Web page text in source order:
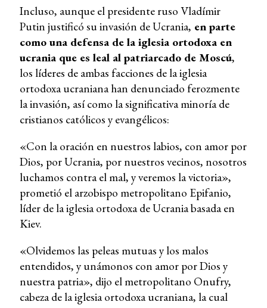
Incluso, aunque el presidente ruso Vladímir
Putin justificó su invasión de Ucrania, en parte
como una defensa de la iglesia ortodoxa en
ucrania que es leal al patriarcado de Moscú,
los líderes de ambas facciones de la iglesia
ortodoxa ucraniana han denunciado ferozmente
la invasión, así como la significativa minoría de
cristianos católicos y evangélicos:
«Con la oración en nuestros labios, con amor por
Dios, por Ucrania, por nuestros vecinos, nosotros
luchamos contra el mal, y veremos la victoria»,
prometió el arzobispo metropolitano Epifanio,
líder de la iglesia ortodoxa de Ucrania basada en
Kiev.
«Olvidemos las peleas mutuas y los malos
entendidos, y unámonos con amor por Dios y
nuestra patria», dijo el metropolitano Onufry,
cabeza de la iglesia ortodoxa ucraniana, la cual